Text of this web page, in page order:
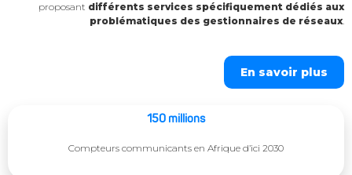
proposant différents services spécifiquement dédiés aux
problématiques des gestionnaires de réseaux.
En savoir plus
150 millions
Compteurs communicants en Afrique d’ici 2030